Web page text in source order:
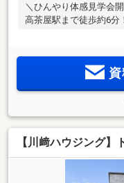
＼ひんやり体感見学会
高茶屋駅まで徒歩約6分
【川﨑ハウジング】